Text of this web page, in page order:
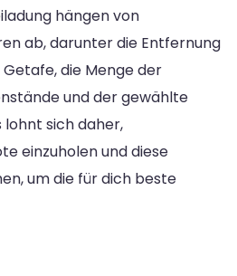
hängen von
ab, darunter die Entfernung
die Menge der
und der gewählte
sich daher,
einzuholen und diese
um die für dich beste